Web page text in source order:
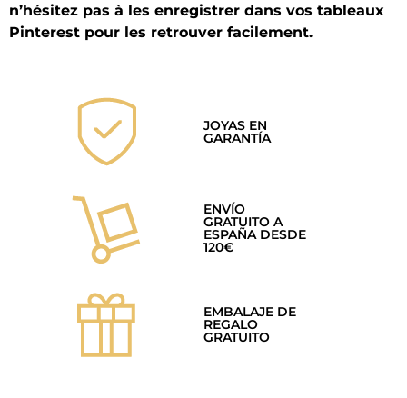
n’hésitez pas à les enregistrer dans vos tableaux
Pinterest pour les retrouver facilement.
JOYAS EN
GARANTÍA
ENVÍO
GRATUITO A
ESPAÑA DESDE
120€
EMBALAJE DE
REGALO
GRATUITO